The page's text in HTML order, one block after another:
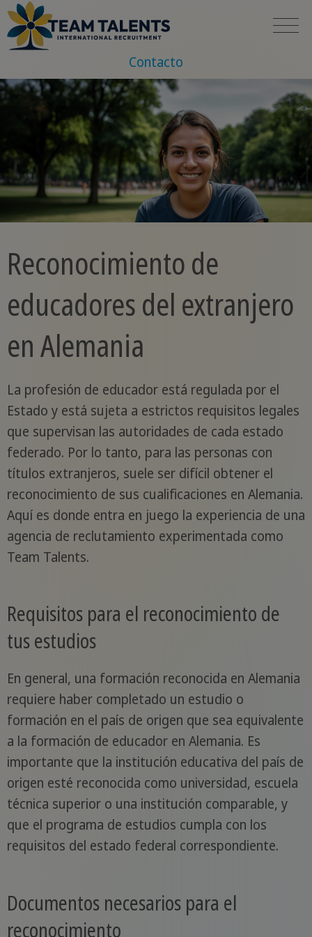
Contacto
Reconocimiento de
educadores del extranjero
en Alemania
La profesión de educador está regulada por el
Estado y está sujeta a estrictos requisitos legales
que supervisan las autoridades de cada estado
federado. Por lo tanto, para las personas con
títulos extranjeros, suele ser difícil obtener el
reconocimiento de sus cualificaciones en Alemania.
Aquí es donde entra en juego la experiencia de una
agencia de reclutamiento experimentada como
Team Talents.
Requisitos para el reconocimiento de
tus estudios
En general, una formación reconocida en Alemania
requiere haber completado un estudio o
formación en el país de origen que sea equivalente
a la formación de educador en Alemania. Es
importante que la institución educativa del país de
origen esté reconocida como universidad, escuela
técnica superior o una institución comparable, y
que el programa de estudios cumpla con los
requisitos del estado federal correspondiente.
Documentos necesarios para el
reconocimiento